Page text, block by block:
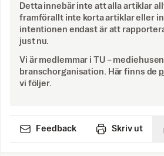
Detta innebär inte att alla artiklar
framförallt inte korta artiklar eller
intentionen endast är att
just nu.
Vi är medlemmar i TU –
branschorganisation. Här finns de
vi följer.
Feedback Skriv ut